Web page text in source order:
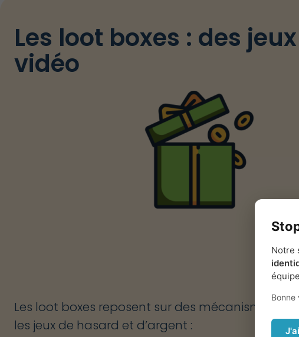
Les loot boxes : des
vidéo
Les loot boxes reposent sur des mécanismes
les jeux de hasard et d’argent :
Notre
Bonne